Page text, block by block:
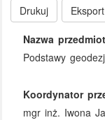
Drukuj
Nazwa
Podstawy
Koordynator
mgr inż. Iwona